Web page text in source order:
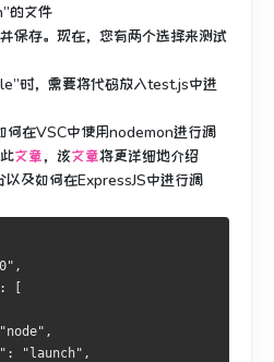
的文件
保存。 现在，您有两个选择来测试
时，需要将代码放入test.js中进
何在VSC中使用nodemon进行调
文章， 该文章将更详细地介绍
及如何在ExpressJS中进行调
[
"launch",